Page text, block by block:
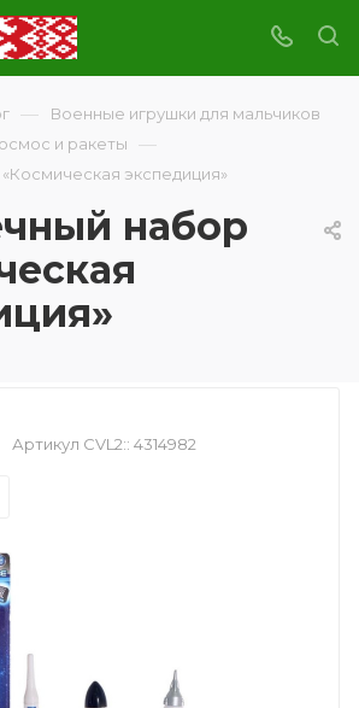
— Военные игрушки для мальчиков
и ракеты —
экспедиция»
набор
Артикул CVL2:: 4314982